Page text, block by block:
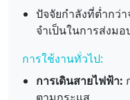
ปัจจัยกำลังที่ต่ำกว่
จำเป็นในการส่งม
การใช้งานทั่วไป:
การเดินสายไฟฟ้า: